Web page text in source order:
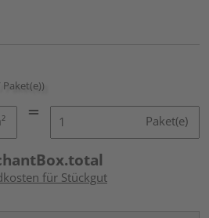
Paket(e))
Paket(e)
für Stückgut